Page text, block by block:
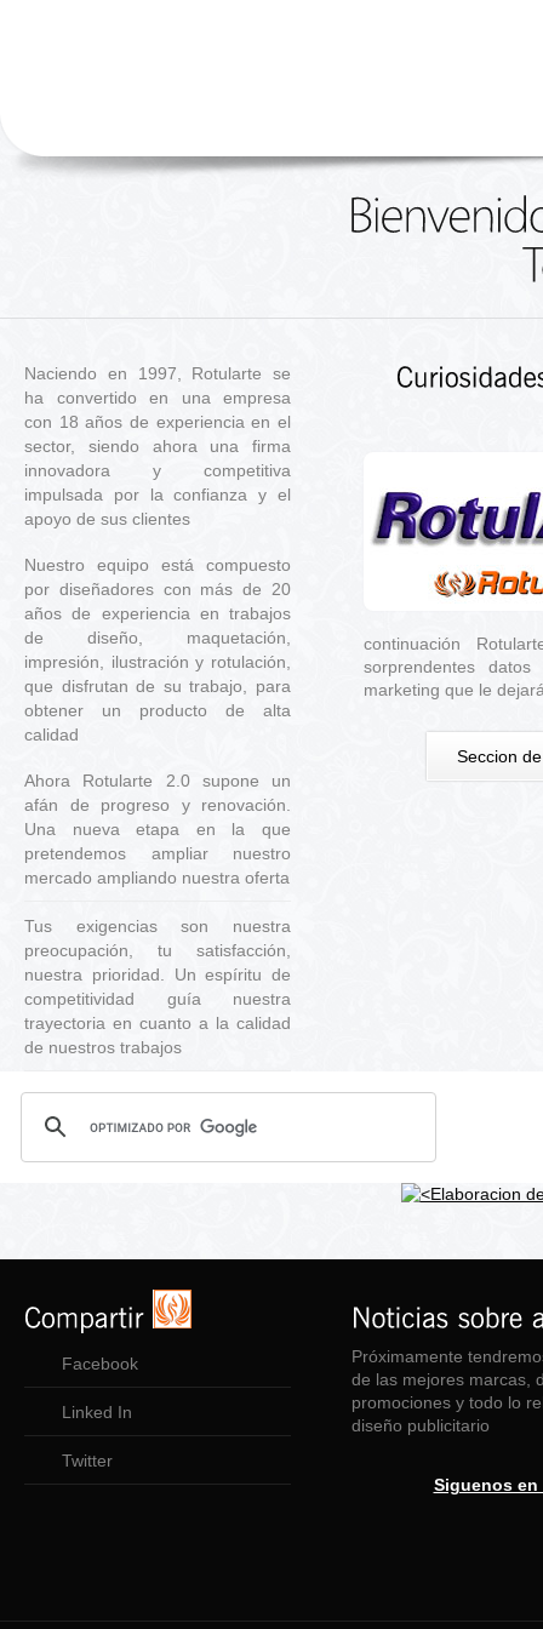
Naciendo en 1997, Rotularte se
ha convertido en una empresa
con 18 años de experiencia en el
sector, siendo ahora una firma
innovadora y competitiva
impulsada por la confianza y el
apoyo de sus clientes
Nuestro equipo está compuesto
por diseñadores con más de 20
años de experiencia en trabajos
de diseño, maquetación,
impresión, ilustración y rotulación,
que disfrutan de su trabajo, para
obtener un producto de alta
calidad
Ahora Rotularte 2.0 supone un
afán de progreso y renovación.
Una nueva etapa en la que
pretendemos ampliar nuestro
mercado ampliando nuestra oferta
Tus exigencias son nuestra
preocupación, tu satisfacción,
nuestra prioridad. Un espíritu de
competitividad guía nuestra
trayectoria en cuanto a la calidad
de nuestros trabajos
continuación
sorprendentes
marketing que le
Seccion
Facebook
Linked In
Twitter
Próximamente
de las mejores marcas,
promociones y todo lo
diseño publicitario
Siguenos